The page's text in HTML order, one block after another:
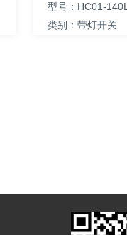
型号：HC01-140L
类别：带灯开关